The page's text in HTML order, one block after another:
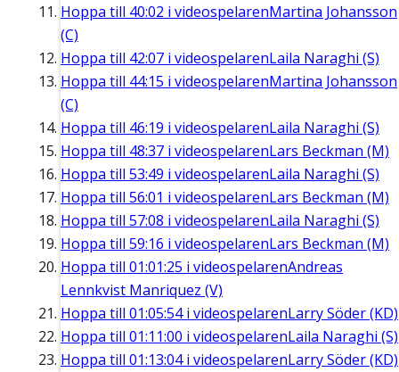
Hoppa till 40:02 i videospelarenMartina Johansson
(C)
Hoppa till 42:07 i videospelarenLaila Naraghi (S)
Hoppa till 44:15 i videospelarenMartina Johansson
(C)
Hoppa till 46:19 i videospelarenLaila Naraghi (S)
Hoppa till 48:37 i videospelarenLars Beckman (M)
Hoppa till 53:49 i videospelarenLaila Naraghi (S)
Hoppa till 56:01 i videospelarenLars Beckman (M)
Hoppa till 57:08 i videospelarenLaila Naraghi (S)
Hoppa till 59:16 i videospelarenLars Beckman (M)
Hoppa till 01:01:25 i videospelarenAndreas
Lennkvist Manriquez (V)
Hoppa till 01:05:54i videospelarenLarry Söder (KD)
Hoppa till 01:11:00 i videospelarenLaila Naraghi (S)
Hoppa till 01:13:04i videospelarenLarry Söder (KD)